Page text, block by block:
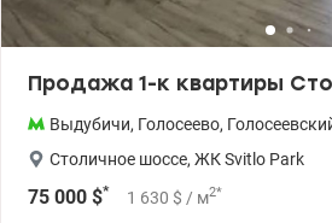
Продажа 1-к квартиры
Выдубичи, Голосеево,
Столичное шоссе, ЖК Svitlo Park
75 000 $* 1 630 $ / м2*